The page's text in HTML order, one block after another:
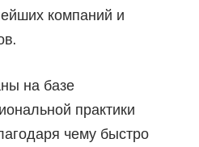
компаний и
на базе
практики
чему быстро